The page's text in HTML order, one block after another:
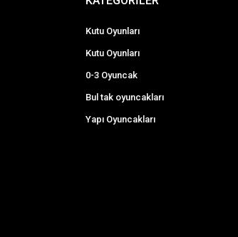
Kutu Oyunları
Kutu Oyunları
0-3 Oyuncak
Bul tak oyuncakları
Yapı Oyuncakları